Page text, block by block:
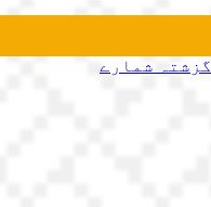
گزشتہ شمارے